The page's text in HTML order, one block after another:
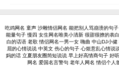
吃鸡网名 童声 沙雕情侣网名 能把别人骂崩溃的句子
能量句子 慢四 女生网名唯美小清新 很甜很撩的表
白的话语 老歌 情侣网名一男一女 嗨曲 中山DJ小健
屈的心情说说 中英文 伤心的句子 心烦意乱心情说
妈的话 立夏朋友圈简短说说 早上好高情商句子 好
网名 爱国名言警句 老年人网名 情侣个人